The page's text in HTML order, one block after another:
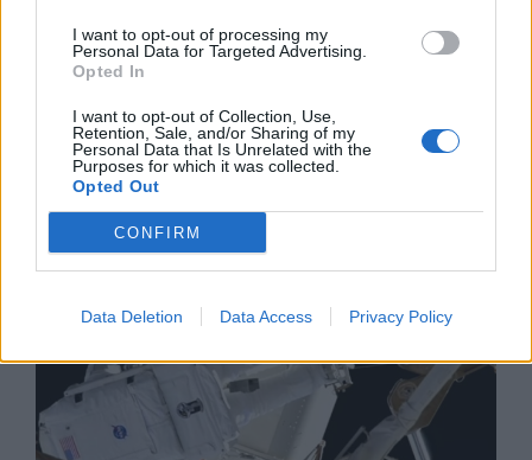
I want to opt-out of processing my
Personal Data for Targeted Advertising.
Opted In
I want to opt-out of Collection, Use,
Retention, Sale, and/or Sharing of my
Personal Data that Is Unrelated with the
Purposes for which it was collected.
Opted Out
CONFIRM
Data Deletion Data Access Privacy Policy
Изкуствен интелект за първи път
създаде нови жизнеспособни вируси
07.08.2026 / 15:30